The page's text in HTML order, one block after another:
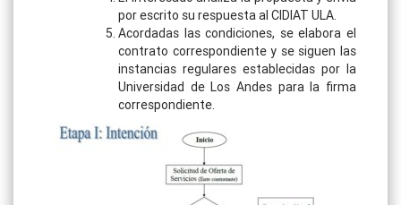
por escrito su respuesta al CIDIAT ULA.
Acordadas las condiciones, se elabora el
contrato correspondiente y se siguen las
instancias regulares establecidas por la
Universidad de Los Andes para la firma
correspondiente.